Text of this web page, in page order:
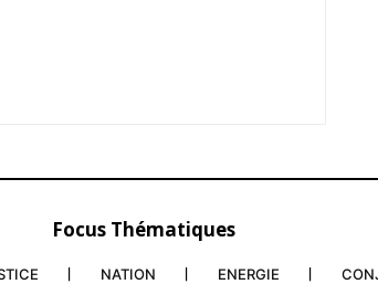
Focus Thématiques
NATION ENERGIE